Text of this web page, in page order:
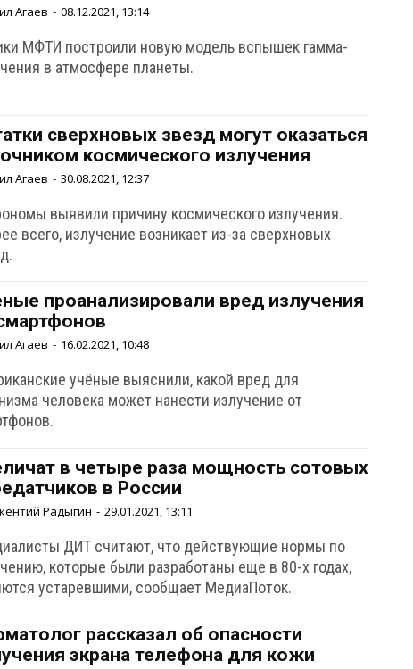
Агаев - 08.12.2021, 13:14
МФТИ построили новую модель вспышек гамма-
в атмосфере планеты.
сверхновых звезд могут оказаться
космического излучения
Агаев - 30.08.2021, 12:37
выявили причину космического излучения.
всего, излучение возникает из-за сверхновых
проанализировали вред излучения
Агаев - 16.02.2021, 10:48
учёные выяснили, какой вред для
человека может нанести излучение от
в четыре раза мощность сотовых
в России
Радыгин - 29.01.2021, 13:11
ДИТ считают, что действующие нормы по
которые были разработаны еще в 80-х годах,
устаревшими, сообщает МедиаПоток.
рассказал об опасности
экрана телефона для кожи